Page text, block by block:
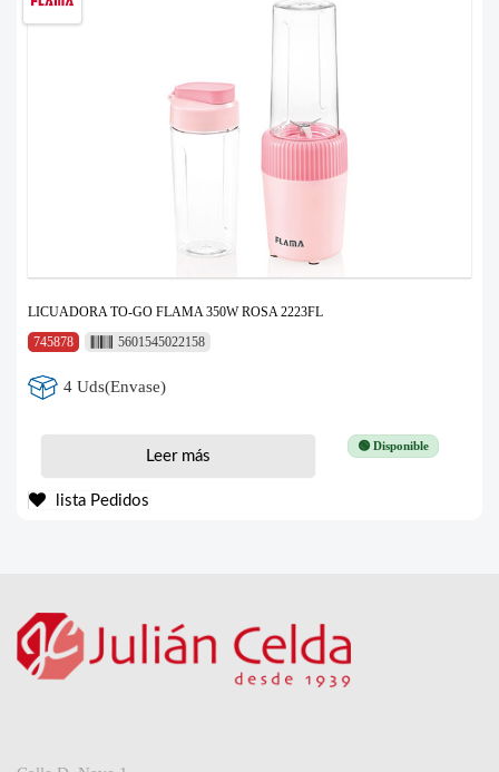
LICUADORA TO-GO FLAMA 350W ROSA 2223FL
745878
5601545022158
4 Uds(Envase)
🟢 Disponible
Leer más
lista Pedidos